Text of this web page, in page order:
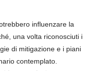
influenzare la
una volta riconosciuti i
di mitigazione e i piani
contemplato.